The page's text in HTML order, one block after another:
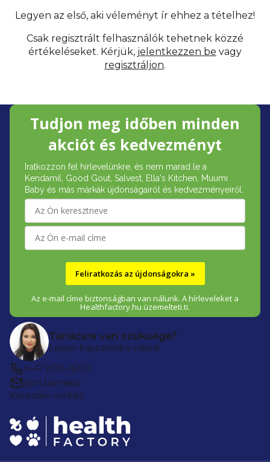
Legyen az első, aki véleményt ír ehhez a tételhez!
Csak regisztrált felhasználók tehetnek közzé
értékeléseket. Kérjük, jelentkezzen be vagy
regisztráljon.
Tudjon meg időben minden
akciót és kedvezményt
Iratkozzon fel hírlevelünkre, és nem marad le a
Kendamil, Good Gout, Salvest, Ella's Kitchen, Muumi
Baby és más márkák újdonságairól és kedvezményeiről.
Feliratkozás az újdonságokra »
Az e-mail címe biztonságban van nálunk. A hírleveleket a
Healthfactory.hu üzemelteti.ti.
Tanácsra van szüksége?
Lépjen kapcsolatba velünk
H–P 9:00–16:00
írjon bármikor
Kövessen minket: